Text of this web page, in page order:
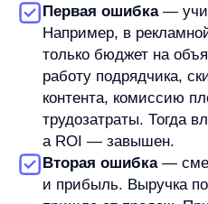
первичной оценки рекламных
по улучшению сайта,
инвестиций в продукт или
Но ROI недостаточно, если
не только от окупаемости. В
важны срок окупаемости,
LTV, CAC, риск,
или влияние на удержание